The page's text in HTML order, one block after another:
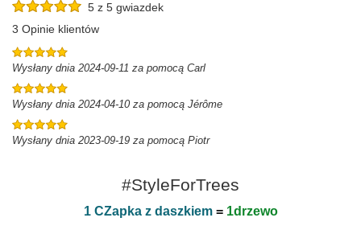
5 z 5 gwiazdek
3 Opinie klientów
Wysłany dnia 2024-09-11 za pomocą Carl
Wysłany dnia 2024-04-10 za pomocą Jérôme
Wysłany dnia 2023-09-19 za pomocą Piotr
#StyleForTrees
1 CZapka z daszkiem= 1drzewo